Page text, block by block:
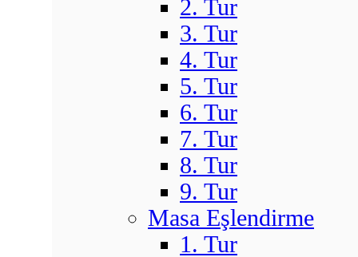
2. Tur
3. Tur
4. Tur
5. Tur
6. Tur
7. Tur
8. Tur
9. Tur
Masa Eşlendirme
1. Tur